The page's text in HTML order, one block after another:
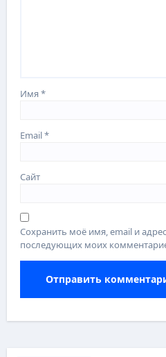
Имя*
Email*
Сайт
Сохранить моё имя, email и
последующих моих